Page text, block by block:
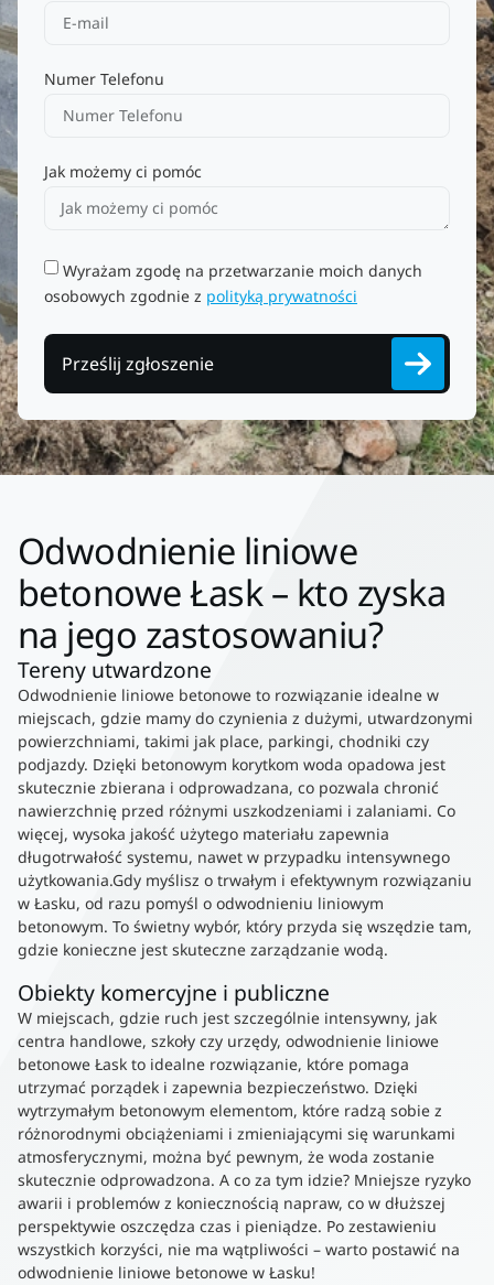
Numer Telefonu
Jak możemy ci pomóc
Wyrażam zgodę na przetwarzanie moich danych
osobowych zgodnie z polityką prywatności
Prześlij zgłoszenie
Odwodnienie liniowe
betonowe Łask – kto zyska
na jego zastosowaniu?
Tereny utwardzone
Odwodnienie liniowe betonowe to rozwiązanie idealne w
miejscach, gdzie mamy do czynienia z dużymi, utwardzonymi
powierzchniami, takimi jak place, parkingi, chodniki czy
podjazdy. Dzięki betonowym korytkom woda opadowa jest
skutecznie zbierana i odprowadzana, co pozwala chronić
nawierzchnię przed różnymi uszkodzeniami i zalaniami. Co
więcej, wysoka jakość użytego materiału zapewnia
długotrwałość systemu, nawet w przypadku intensywnego
użytkowania.Gdy myślisz o trwałym i efektywnym rozwiązaniu
w Łasku, od razu pomyśl o odwodnieniu liniowym
betonowym. To świetny wybór, który przyda się wszędzie tam,
gdzie konieczne jest skuteczne zarządzanie wodą.
Obiekty komercyjne i publiczne
W miejscach, gdzie ruch jest szczególnie intensywny, jak
centra handlowe, szkoły czy urzędy, odwodnienie liniowe
betonowe Łask to idealne rozwiązanie, które pomaga
utrzymać porządek i zapewnia bezpieczeństwo. Dzięki
wytrzymałym betonowym elementom, które radzą sobie z
różnorodnymi obciążeniami i zmieniającymi się warunkami
atmosferycznymi, można być pewnym, że woda zostanie
skutecznie odprowadzona. A co za tym idzie? Mniejsze ryzyko
awarii i problemów z koniecznością napraw, co w dłuższej
perspektywie oszczędza czas i pieniądze. Po zestawieniu
wszystkich korzyści, nie ma wątpliwości – warto postawić na
odwodnienie liniowe betonowe w Łasku!